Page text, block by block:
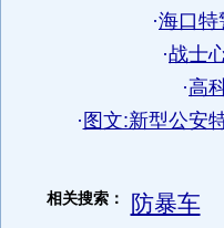
·海口特
·战士
·高
·图文:新型公安
相关搜索：
防暴车